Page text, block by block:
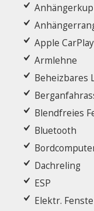
Apple CarPlay
Armlehne
Beheizbares
Blendfreies
Bluetooth
Dachreling
ESP
Elektr.